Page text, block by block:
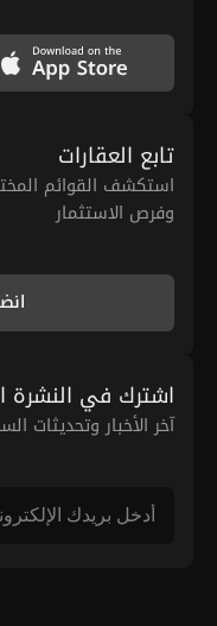
تابع العقارات
استكشف القوائم
وفرص الاستثمار
اشترك في النشرة
آخر الأخبار وتحديثات